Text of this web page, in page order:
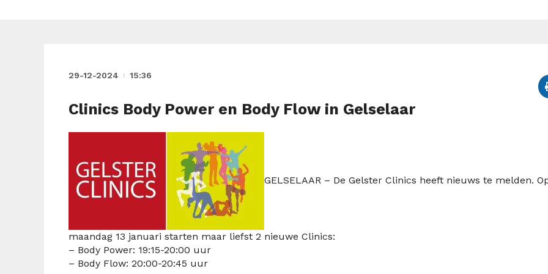
29-12-2024 15:36
Clinics Body Power en Body Flow in Gelselaar
GELSELAAR – De Gelster Clinics heeft nieuws te melden.
maandag 13 januari starten maar liefst 2 nieuwe Clinics:
– Body Power: 19:15-20:00 uur
– Body Flow: 20:00-20:45 uur